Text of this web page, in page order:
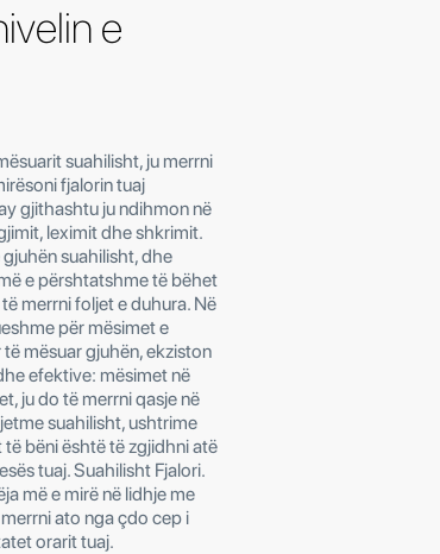
e
suahilisht, ju merrni
fjalorin tuaj
gjithashtu ju ndihmon në
leximit dhe shkrimit.
suahilisht, dhe
e përshtatshme të bëhet
merrni foljet e duhura. Në
për mësimet e
mësuar gjuhën, ekziston
efektive: mësimet në
ju do të merrni qasje në
suahilisht, ushtrime
bëni është të zgjidhni atë
tuaj. Suahilisht Fjalori.
më e mirë në lidhje me
ato nga çdo cep i
orarit tuaj.